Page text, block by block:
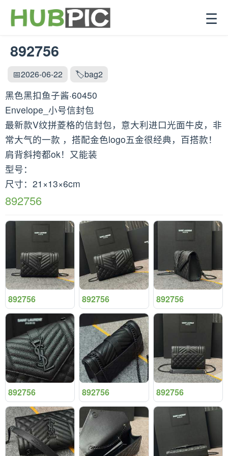
☰
892756
📅2026-06-22 🏷️bag2
黑色黑扣鱼子酱·60450
Envelope_小号信封包
最新款V纹拼菱格的信封包，意大利进口光面牛皮，非
常大气的一款 ，搭配金色logo五金很经典，百搭款！
肩背斜挎都ok！又能装
型号：
尺寸：21×13×6cm
892756
892756 892756 892756
892756 892756 892756